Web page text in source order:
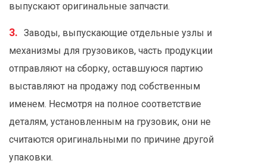
выпускают оригинальные запчасти.
Заводы, выпускающие отдельные узлы и
механизмы для грузовиков, часть продукции
отправляют на сборку, оставшуюся партию
выставляют на продажу под собственным
именем. Несмотря на полное соответствие
деталям, установленным на грузовик, они не
считаются оригинальными по причине другой
упаковки.